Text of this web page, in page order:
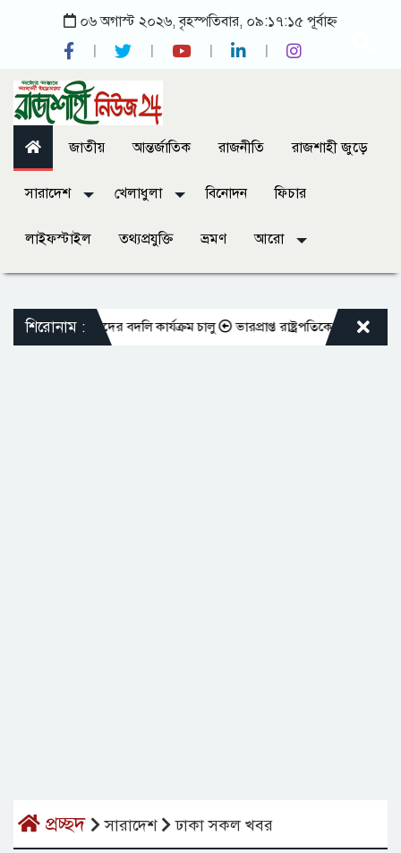
০৬ অগাস্ট ২০২৬, বৃহস্পতিবার, ০৯:১৭:১৫ পূর্বাহ্ন
জাতীয় আন্তর্জাতিক রাজনীতি রাজশাহী জুড়ে
সারাদেশ খেলাধুলা বিনোদন ফিচার
লাইফস্টাইল তথ্যপ্রযুক্তি ভ্রমণ আরো
শিরোনাম :
শিক্ষকদের বদলি কার্যক্রম চালু ভারপ্রাপ্ত রাষ্ট্রপতিকে শুভেচ্ছা
প্রচ্ছদ সারাদেশ ঢাকা সকল খবর